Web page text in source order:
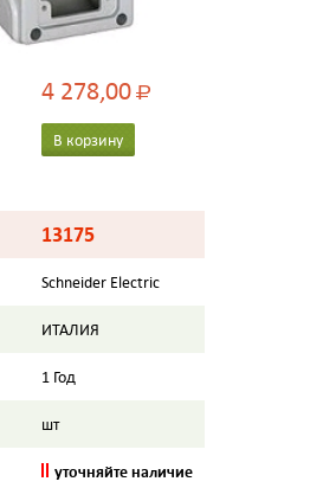
4 278,00Р
В корзину
13175
Schneider Electric
ИТАЛИЯ
1 Год
шт
уточняйте наличие